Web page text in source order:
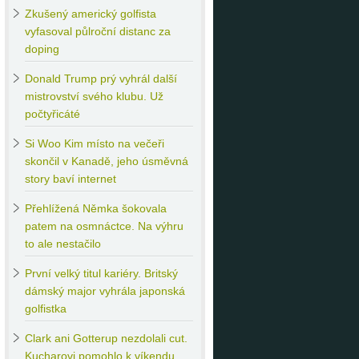
Zkušený americký golfista
vyfasoval půlroční distanc za
doping
Donald Trump prý vyhrál další
mistrovství svého klubu. Už
počtyřicáté
Si Woo Kim místo na večeři
skončil v Kanadě, jeho úsměvná
story baví internet
Přehlížená Němka šokovala
patem na osmnáctce. Na výhru
to ale nestačilo
První velký titul kariéry. Britský
dámský major vyhrála japonská
golfistka
Clark ani Gotterup nezdolali cut.
Kucharovi pomohlo k víkendu